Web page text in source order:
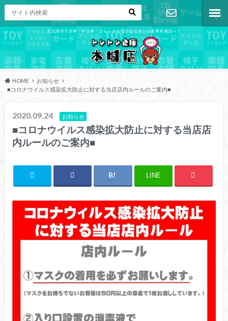
北九州市で古本・中古本・コミックを売るならマンガ倉庫本城店へ！
お問い合わ
せ
HOME
お知らせ
■コロナウイルス感染拡大防止に対する当店店内ルールのご案内■
2020.09.24 お知らせ
■コロナウイルス感染拡大防止に対する当店店
内ルールのご案内■
LINE